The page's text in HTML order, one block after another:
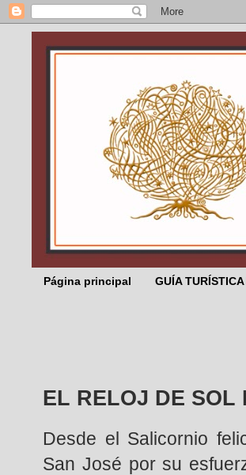
Página principal GUÍA
EL RELOJ DE SOL
Desde el Salicornio
San José por su